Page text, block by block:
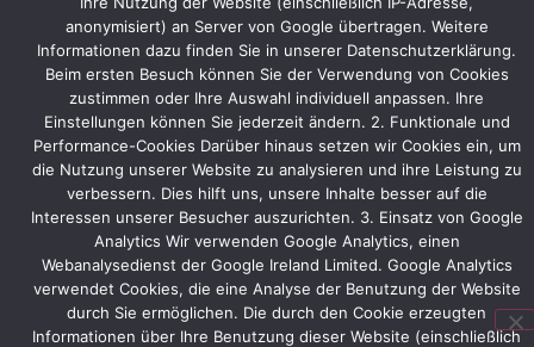
Cool
sein,
die
Besucher
zu
einem
30
anonymisiert) an Server von Google übertragen. Weitere
Informationen dazu finden Sie in unserer Datenschutzerklärung.
Beim ersten Besuch können Sie der Verwendung von Cookies
zustimmen oder Ihre Auswahl individuell anpassen. Ihre
Einstellungen können Sie jederzeit ändern. 2. Funktionale und
Performance-Cookies Darüber hinaus setzen wir Cookies ein, um
die Nutzung unserer Website zu analysieren und ihre Leistung zu
verbessern. Dies hilft uns, unsere Inhalte besser auf die
Interessen unserer Besucher auszurichten. 3. Einsatz von Google
Analytics Wir verwenden Google Analytics, einen
Webanalysedienst der Google Ireland Limited. Google Analytics
verwendet Cookies, die eine Analyse der Benutzung der Website
durch Sie ermöglichen. Die durch den Cookie erzeugten
Informationen über Ihre Benutzung dieser Website (einschließlich